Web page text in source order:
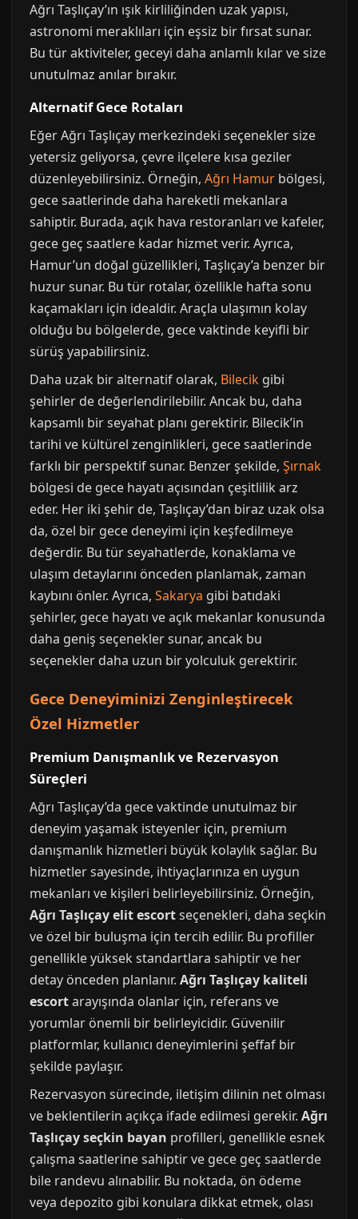
Ağrı Taşlıçay’ın ışık kirliliğinden uzak yapısı,
astronomi meraklıları için eşsiz bir fırsat sunar.
Bu tür aktiviteler, geceyi daha anlamlı kılar ve size
unutulmaz anılar bırakır.
Alternatif Gece Rotaları
Eğer Ağrı Taşlıçay merkezindeki seçenekler size
yetersiz geliyorsa, çevre ilçelere kısa geziler
düzenleyebilirsiniz. Örneğin, Ağrı Hamur bölgesi,
gece saatlerinde daha hareketli mekanlara
sahiptir. Burada, açık hava restoranları ve kafeler,
gece geç saatlere kadar hizmet verir. Ayrıca,
Hamur’un doğal güzellikleri, Taşlıçay’a benzer bir
huzur sunar. Bu tür rotalar, özellikle hafta sonu
kaçamakları için idealdir. Araçla ulaşımın kolay
olduğu bu bölgelerde, gece vaktinde keyifli bir
sürüş yapabilirsiniz.
Daha uzak bir alternatif olarak, Bilecik gibi
şehirler de değerlendirilebilir. Ancak bu, daha
kapsamlı bir seyahat planı gerektirir. Bilecik’in
tarihi ve kültürel zenginlikleri, gece saatlerinde
farklı bir perspektif sunar. Benzer şekilde, Şırnak
bölgesi de gece hayatı açısından çeşitlilik arz
eder. Her iki şehir de, Taşlıçay’dan biraz uzak olsa
da, özel bir gece deneyimi için keşfedilmeye
değerdir. Bu tür seyahatlerde, konaklama ve
ulaşım detaylarını önceden planlamak, zaman
kaybını önler. Ayrıca, Sakarya gibi batıdaki
şehirler, gece hayatı ve açık mekanlar konusunda
daha geniş seçenekler sunar, ancak bu
seçenekler daha uzun bir yolculuk gerektirir.
Gece Deneyiminizi Zenginleştirecek
Özel Hizmetler
Premium Danışmanlık ve Rezervasyon
Süreçleri
Ağrı Taşlıçay’da gece vaktinde unutulmaz bir
deneyim yaşamak isteyenler için, premium
danışmanlık hizmetleri büyük kolaylık sağlar. Bu
hizmetler sayesinde, ihtiyaçlarınıza en uygun
mekanları ve kişileri belirleyebilirsiniz. Örneğin,
Ağrı Taşlıçay elit escortseçenekleri, daha seçkin
ve özel bir buluşma için tercih edilir. Bu profiller
genellikle yüksek standartlara sahiptir ve her
detay önceden planlanır. Ağrı Taşlıçay kaliteli
escortarayışında olanlar için, referans ve
yorumlar önemli bir belirleyicidir. Güvenilir
platformlar, kullanıcı deneyimlerini şeffaf bir
şekilde paylaşır.
Rezervasyon sürecinde, iletişim dilinin net olması
ve beklentilerin açıkça ifade edilmesi gerekir. Ağrı
Taşlıçay seçkin bayan profilleri, genellikle esnek
çalışma saatlerine sahiptir ve gece geç saatlerde
bile randevu alınabilir. Bu noktada, ön ödeme
veya depozito gibi konulara dikkat etmek, olası